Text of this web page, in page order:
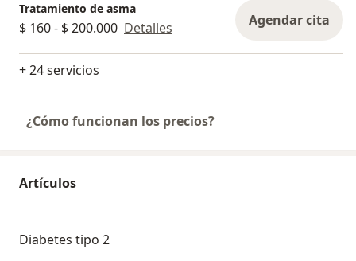
Tratamiento de asma
$ 160 - $ 200.000 Detalles Agendar cita
+ 24 servicios
¿Cómo funcionan los precios?
Artículos
Diabetes tipo 2